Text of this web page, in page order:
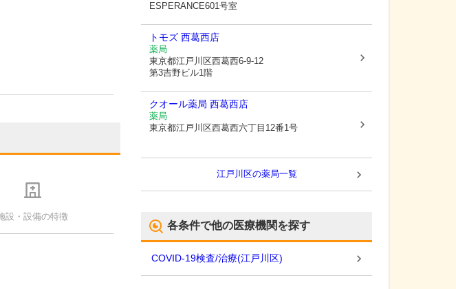
設・設備の特徴
ESPERANCE601号室
トモズ 西葛西店
薬局
東京都江戸川区西葛西6-9-12
第3吉野ビル1階
クオール薬局 西葛西店
薬局
東京都江戸川区西葛西六丁目12番1号
江戸川区の薬局一覧
各条件で他の医療機関を探す
COVID-19検査/治療(江戸川区)